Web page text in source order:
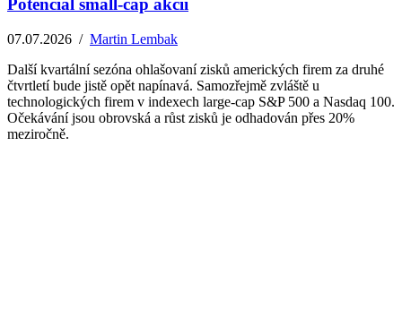
Potenciál small-cap akcií
07.07.2026 / Martin Lembak
Další kvartální sezóna ohlašovaní zisků amerických firem za druhé
čtvrtletí bude jistě opět napínavá. Samozřejmě zvláště u
technologických firem v indexech large-cap S&P 500 a Nasdaq 100.
Očekávání jsou obrovská a růst zisků je odhadován přes 20%
meziročně.